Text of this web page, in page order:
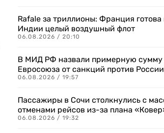
Rafale за триллионы: Франция готова
Индии целый воздушный флот
06.08.2026 / 20:10
В МИД РФ назвали примерную сумму
Евросоюза от санкций против России
06.08.2026 / 19:57
Пассажиры в Сочи столкнулись с
отменами рейсов из-за плана
06.08.2026 / 19:32